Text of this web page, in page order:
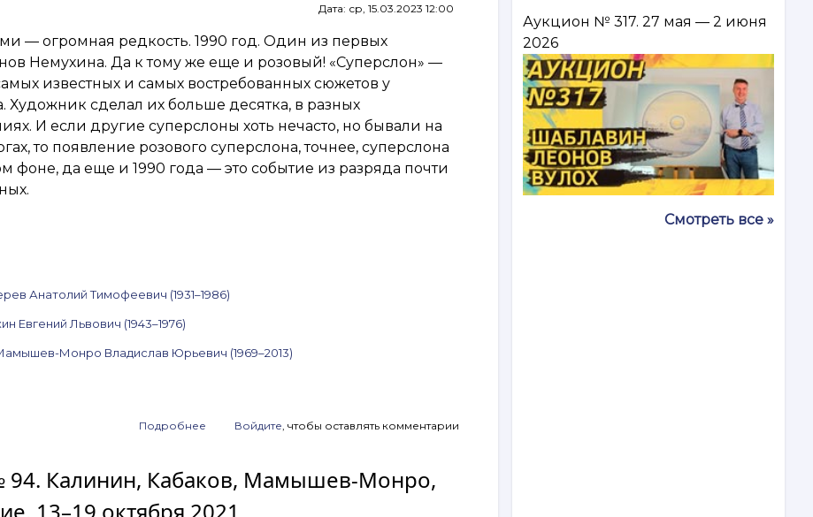
Мамышев-
Монро,
Шутов,
Бурлюк
и другие.
22–
2023
Дата: ср, 15.03.2023 12:00
— огромная редкость. 1990 год. Один из первых
Немухина. Да к тому же еще и розовый! «Суперслон» —
известных и самых востребованных сюжетов у
Художник сделал их больше десятка, в разных
И если другие суперслоны хоть нечасто, но бывали на
то появление розового суперслона, точнее, суперслона
фоне, да еще и 1990 года — это событие из разряда почти
Анатолий Тимофеевич (1931–1986)
Евгений Львович (1943–1976)
Монро Владислав Юрьевич (1969–2013)
Подробнее
ArtSale.info
№ 162.
Немухин,
Войдите , чтобы оставлять комментарии
94. Калинин, Кабаков, Мамышев-Монро,
Аукцион № 317. 27 мая — 2 июня
2026
Смотреть все »